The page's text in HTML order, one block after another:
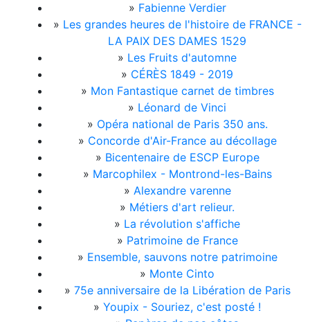
» Fabienne Verdier
» Les grandes heures de l'histoire de FRANCE -
LA PAIX DES DAMES 1529
» Les Fruits d'automne
» CÉRÈS 1849 - 2019
» Mon Fantastique carnet de timbres
» Léonard de Vinci
» Opéra national de Paris 350 ans.
» Concorde d'Air-France au décollage
» Bicentenaire de ESCP Europe
» Marcophilex - Montrond-les-Bains
» Alexandre varenne
» Métiers d'art relieur.
» La révolution s'affiche
» Patrimoine de France
» Ensemble, sauvons notre patrimoine
» Monte Cinto
» 75e anniversaire de la Libération de Paris
» Youpix - Souriez, c'est posté !